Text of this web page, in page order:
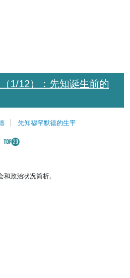
1/12）：先知诞生前的
先知穆罕默德的生平
政治状况简析。